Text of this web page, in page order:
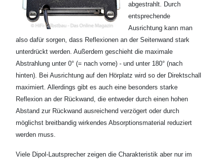
abgestrahlt. Durch
entsprechende
Ausrichtung kann man
also dafür sorgen, dass Reflexionen an der Seitenwand stark
unterdrückt werden. Außerdem geschieht die maximale
Abstrahlung unter 0° (= nach vorne) - und unter 180° (nach
hinten). Bei Ausrichtung auf den Hörplatz wird so der Direktschall
maximiert. Allerdings gibt es auch eine besonders starke
Reflexion an der Rückwand, die entweder durch einen hohen
Abstand zur Rückwand ausreichend verzögert oder durch
möglichst breitbandig wirkendes Absorptionsmaterial reduziert
werden muss.
Viele Dipol-Lautsprecher zeigen die Charakteristik aber nur im